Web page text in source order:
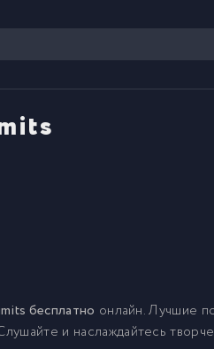
бесплатно онлайн. Лучшие
и наслаждайтесь